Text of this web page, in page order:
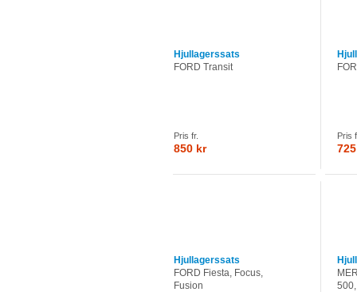
Hjullagerssats
FORD Transit
Pris fr.
850 kr
Pris
Hjullagerssats
FORD Fiesta, Focus,
Fusion